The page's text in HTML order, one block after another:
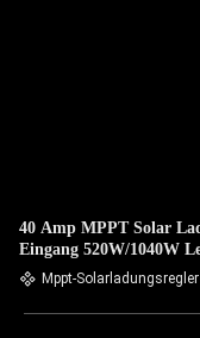
40 Amp MPPT Solar
Eingang 520W/1040W
Mppt-Solarladungsregler